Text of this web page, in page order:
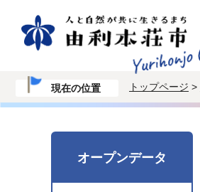
現在の位置 トップページ >
オープンデータ